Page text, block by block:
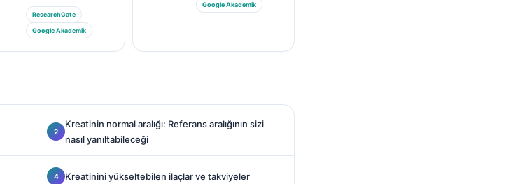
ResearchGate
Google Akademik
Google Akademik
Kreatinin normal aralığı: Referans aralığının sizi
nasıl yanıltabileceği
Kreatinini yükseltebilen ilaçlar ve takviyeler